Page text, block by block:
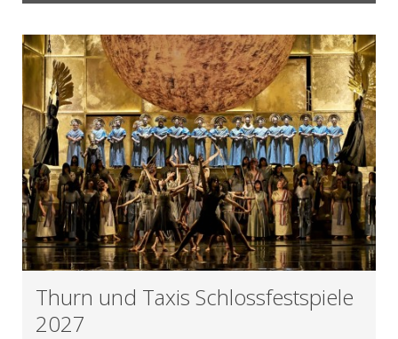
Thurn und Taxis Schlossfestspiele
2027